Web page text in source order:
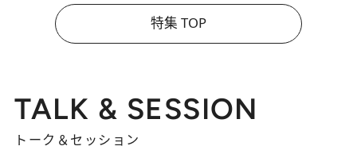
特集 TOP
TALK & SESSION
トーク＆セッション